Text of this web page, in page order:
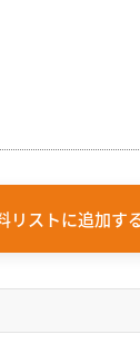
リストに追加す